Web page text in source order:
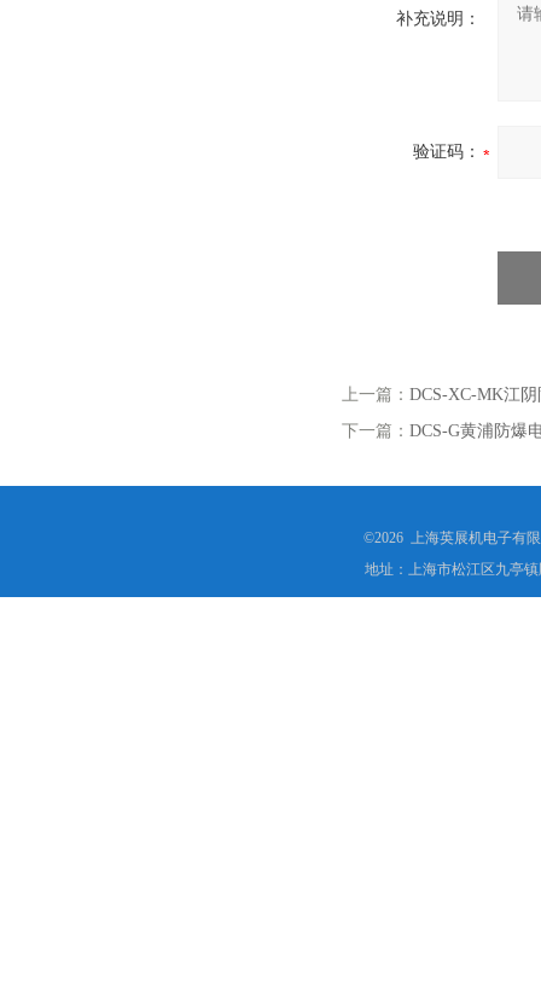
补充说明：
验证码：
上一篇： DCS-XC-MK江
下一篇： DCS-G黄浦防爆
©2026 上海英展机电子有
地址：上海市松江区九亭镇